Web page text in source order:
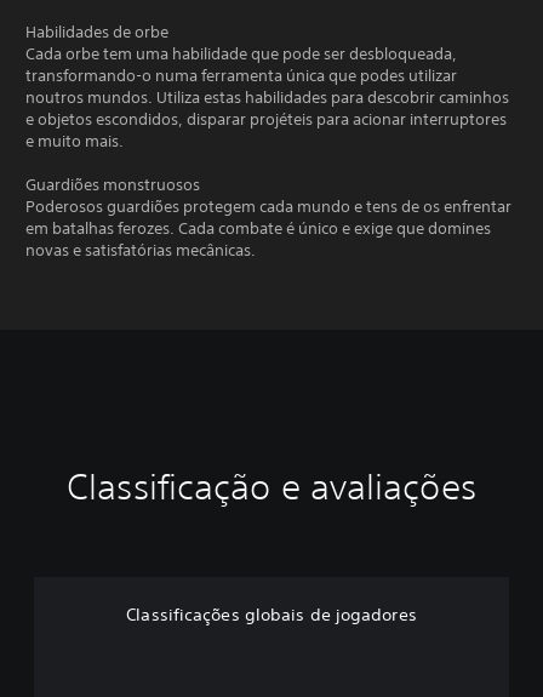
Habilidades de orbe
Cada orbe tem uma habilidade que pode ser desbloqueada,
transformando-o numa ferramenta única que podes utilizar
noutros mundos. Utiliza estas habilidades para descobrir caminhos
e objetos escondidos, disparar projéteis para acionar interruptores
e muito mais.
Guardiões monstruosos
Poderosos guardiões protegem cada mundo e tens de os enfrentar
em batalhas ferozes. Cada combate é único e exige que domines
novas e satisfatórias mecânicas.
Classificação e avaliações
Classificações globais de jogadores